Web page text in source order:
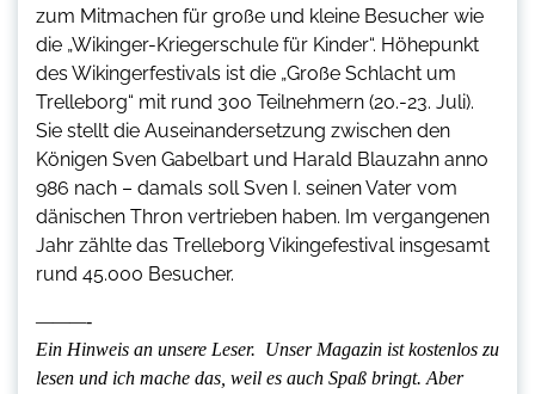
zum Mitmachen für große und kleine Besucher wie
die „Wikinger-Kriegerschule für Kinder“. Höhepunkt
des Wikingerfestivals ist die „Große Schlacht um
Trelleborg“ mit rund 300 Teilnehmern (20.-23. Juli).
Sie stellt die Auseinandersetzung zwischen den
Königen Sven Gabelbart und Harald Blauzahn anno
986 nach – damals soll Sven I. seinen Vater vom
dänischen Thron vertrieben haben. Im vergangenen
Jahr zählte das Trelleborg Vikingefestival insgesamt
rund 45.000 Besucher.
———-
Ein Hinweis an unsere Leser. Unser Magazin ist kostenlos zu
lesen und ich mache das, weil es auch Spaß bringt. Aber